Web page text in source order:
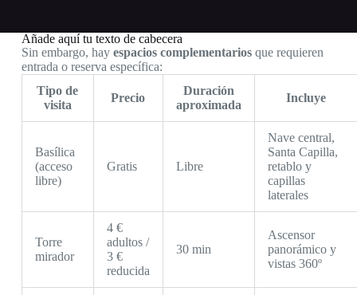
Añade aquí tu texto de cabecera
Sin embargo, hay espacios complementariosque requieren
entrada o reserva específica:
Tipo de
visita
Precio
Duración
aproximada
Incluye
Basílica
(acceso
libre)
Gratis Libre
Nave central,
Santa Capilla,
retablo y
capillas
laterales
Torre
mirador
4 €
adultos /
3 €
reducida
30 min
Ascensor
panorámico y
vistas 360º